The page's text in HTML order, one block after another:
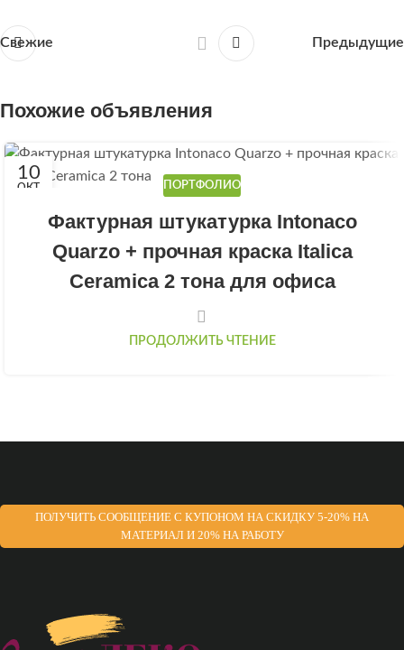
Свежие Предыдущие
Похожие объявления
10
ОКТ ПОРТФОЛИО
Фактурная штукатурка Intonaco
Quarzo + прочная краска Italica
Ceramica 2 тона для офиса
ПРОДОЛЖИТЬ ЧТЕНИЕ
ПОЛУЧИТЬ СООБЩЕНИЕ С КУПОНОМ НА СКИДКУ 5-20% НА
МАТЕРИАЛ И 20% НА РАБОТУ